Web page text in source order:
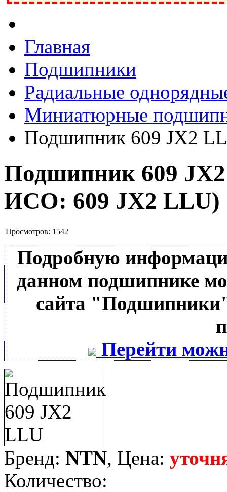
Ивантеевка, подшипники, пневматика, метизы, техника,
Главная
Подшипники
Радиальные
Миниатюрные
Подшипник 609 JX2
Подшипник 609
ИСО: 609 JX2 LLU)
Просмотров: 1542
Подробную
данном подшипнике
сайта
Перейти
Бренд: NTN, Цена:
Количество: